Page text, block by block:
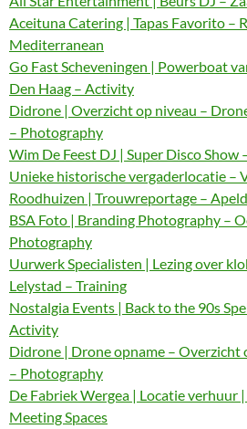
Aceituna Catering | Tapas Favorito –
Mediterranean
Go Fast Scheveningen | Powerboat
Den Haag – Activity
Didrone | Overzicht op niveau –
– Photography
Wim De Feest DJ | Super Disco Show
Unieke historische vergaderlocatie –
Roodhuizen | Trouwreportage –
BSA Foto | Branding Photography –
Photography
Uurwerk Specialisten | Lezing over
Lelystad – Training
Nostalgia Events | Back to the 90s
Activity
Didrone | Drone opname – Overzicht
– Photography
De Fabriek Wergea | Locatie verhuur
Meeting Spaces